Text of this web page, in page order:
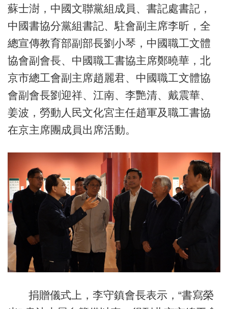
蘇士澍，中國文聯黨組成員、書記處書記，
中國書協分黨組書記、駐會副主席李昕，全
總宣傳教育部副部長劉小琴，中國職工文體
協會副會長、中國職工書協主席鄭曉華，北
京市總工會副主席趙麗君、中國職工文體協
會副會長劉迎祥、江南、李艷清、戴震華、
姜波，勞動人民文化宮主任趙軍及職工書協
在京主席團成員出席活動。
捐贈儀式上，李守鎮會長表示，“書寫榮